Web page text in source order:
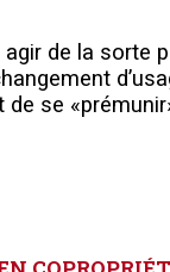
de la sorte
de se